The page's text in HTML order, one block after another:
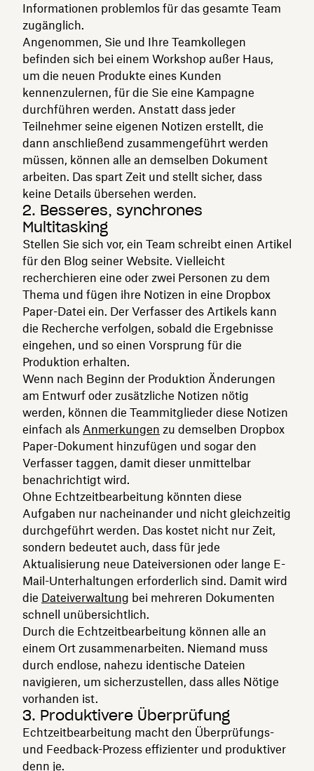
Informationen problemlos für das gesamte Team
zugänglich.
Angenommen, Sie und Ihre Teamkollegen
befinden sich bei einem Workshop außer Haus,
um die neuen Produkte eines Kunden
kennenzulernen, für die Sie eine Kampagne
durchführen werden. Anstatt dass jeder
Teilnehmer seine eigenen Notizen erstellt, die
dann anschließend zusammengeführt werden
müssen, können alle an demselben Dokument
arbeiten. Das spart Zeit und stellt sicher, dass
keine Details übersehen werden.
2. Besseres, synchrones
Multitasking
Stellen Sie sich vor, ein Team schreibt einen Artikel
für den Blog seiner Website. Vielleicht
recherchieren eine oder zwei Personen zu dem
Thema und fügen ihre Notizen in eine Dropbox
Paper-Datei ein. Der Verfasser des Artikels kann
die Recherche verfolgen, sobald die Ergebnisse
eingehen, und so einen Vorsprung für die
Produktion erhalten.
Wenn nach Beginn der Produktion Änderungen
am Entwurf oder zusätzliche Notizen nötig
werden, können die Teammitglieder diese Notizen
einfach als Anmerkungen zu demselben Dropbox
Paper-Dokument hinzufügen und sogar den
Verfasser taggen, damit dieser unmittelbar
benachrichtigt wird.
Ohne Echtzeitbearbeitung könnten diese
Aufgaben nur nacheinander und nicht gleichzeitig
durchgeführt werden. Das kostet nicht nur Zeit,
sondern bedeutet auch, dass für jede
Aktualisierung neue Dateiversionen oder lange E-
Mail-Unterhaltungen erforderlich sind. Damit wird
die Dateiverwaltung bei mehreren Dokumenten
schnell unübersichtlich.
Durch die Echtzeitbearbeitung können alle an
einem Ort zusammenarbeiten. Niemand muss
durch endlose, nahezu identische Dateien
navigieren, um sicherzustellen, dass alles Nötige
vorhanden ist.
3. Produktivere Überprüfung
Echtzeitbearbeitung macht den Überprüfungs-
und Feedback-Prozess effizienter und produktiver
denn je.